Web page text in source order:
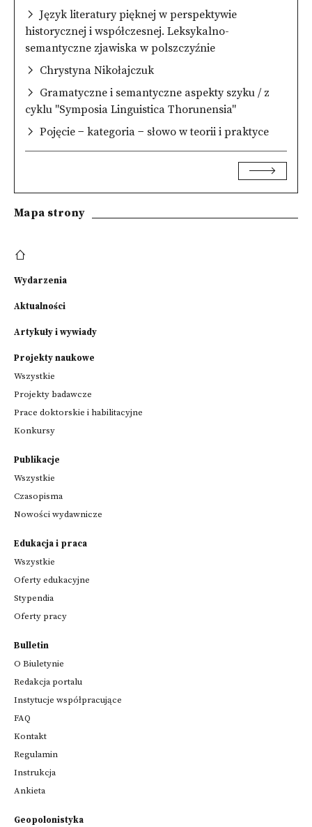
Język literatury pięknej w perspektywie
historycznej i współczesnej. Leksykalno-
semantyczne zjawiska w polszczyźnie
Chrystyna Nikołajczuk
Gramatyczne i semantyczne aspekty szyku / z
cyklu "Symposia Linguistica Thorunensia"
Pojęcie − kategoria − słowo w teorii i praktyce
Mapa strony
Wydarzenia
Aktualności
Artykuły i wywiady
Projekty naukowe
Wszystkie
Projekty badawcze
Prace doktorskie i habilitacyjne
Konkursy
Publikacje
Wszystkie
Czasopisma
Nowości wydawnicze
Edukacja i praca
Wszystkie
Oferty edukacyjne
Stypendia
Oferty pracy
Bulletin
O Biuletynie
Redakcja portalu
Instytucje współpracujące
FAQ
Kontakt
Regulamin
Instrukcja
Ankieta
Geopolonistyka